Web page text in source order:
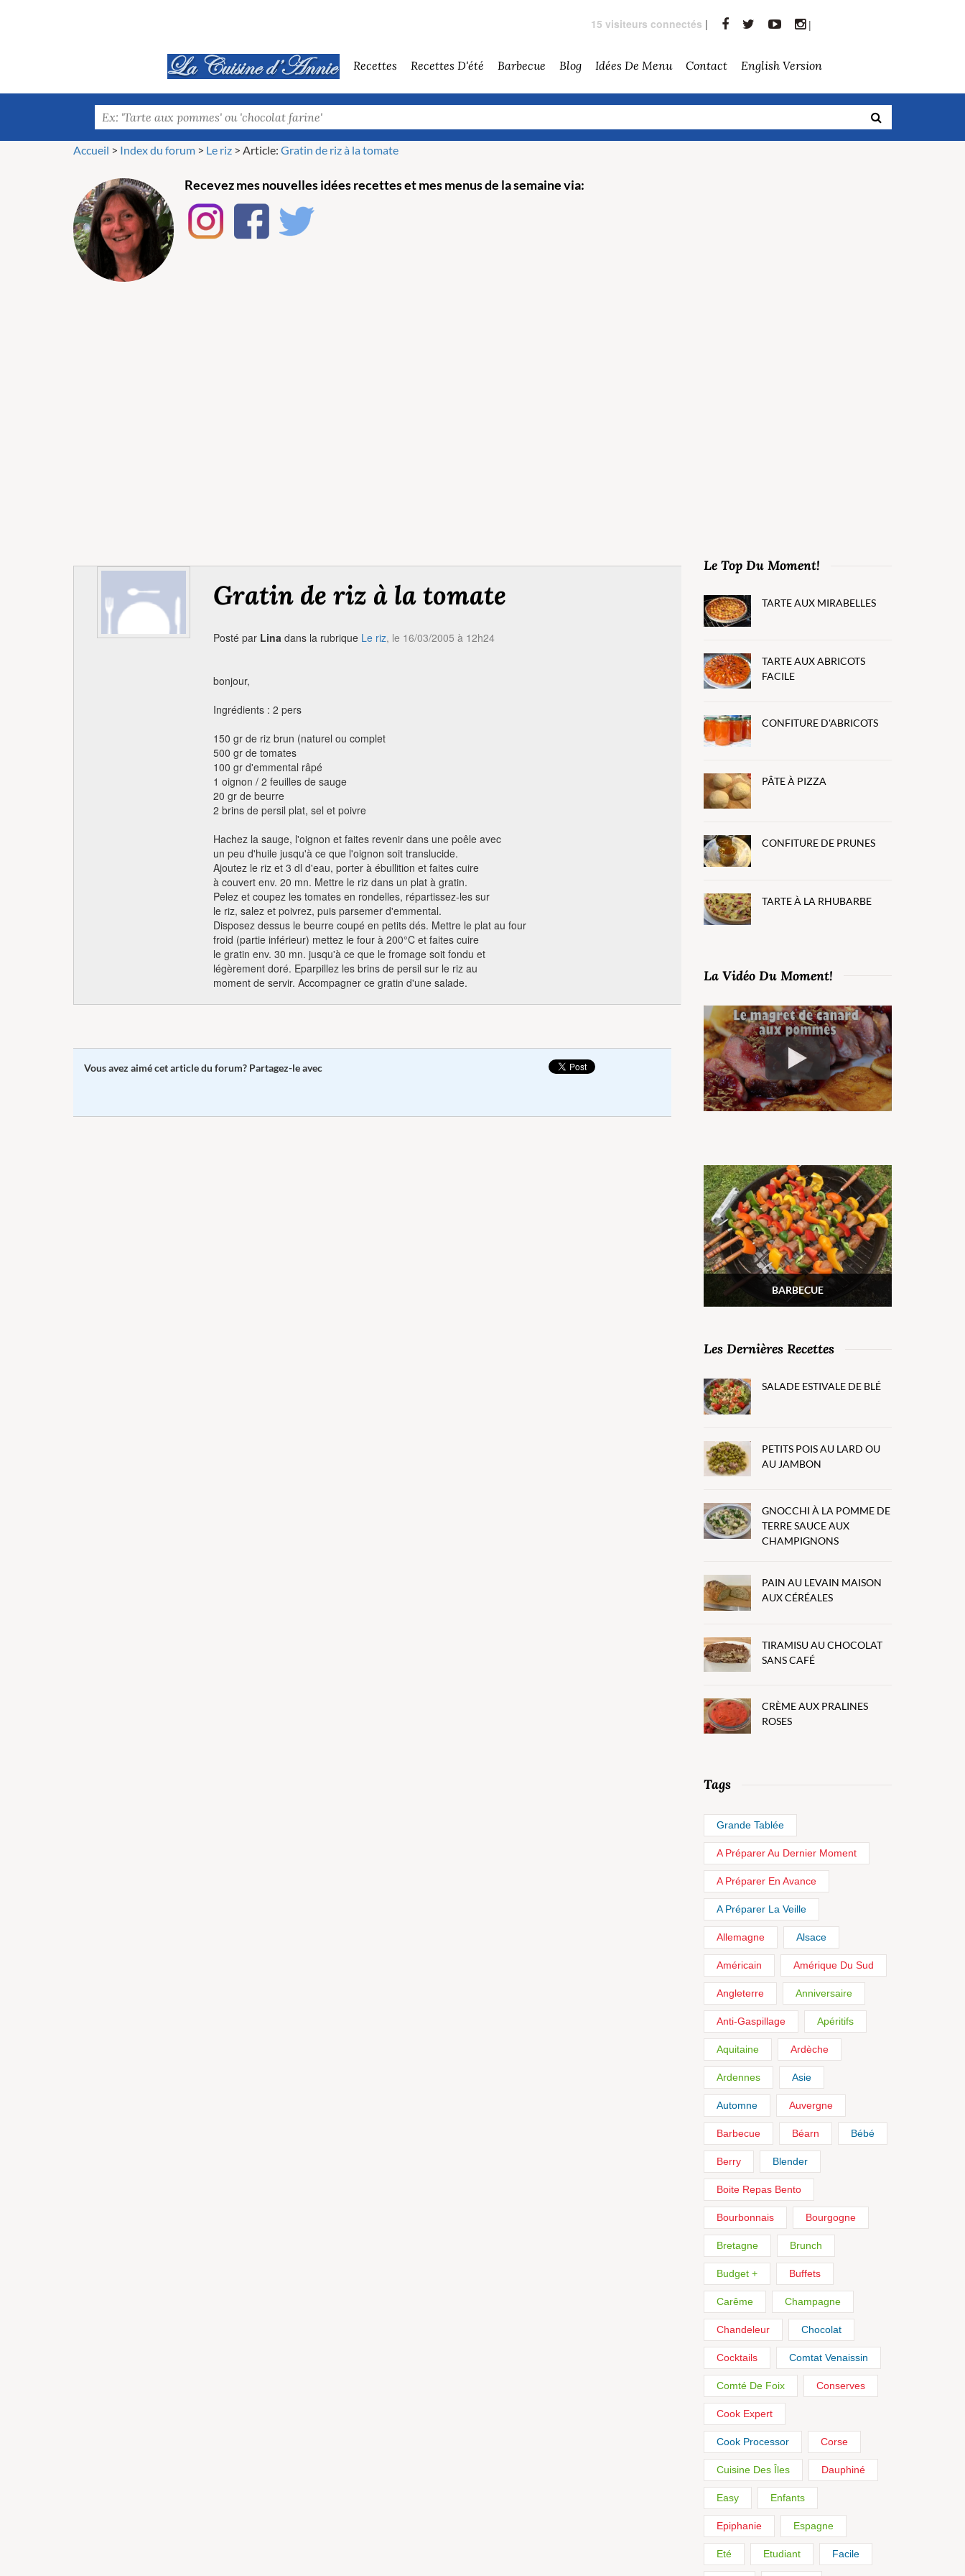
15 visiteurs connectés | |
Recettes Recettes D'été Barbecue Blog Idées De Menu Contact English Version
Accueil > Index du forum > Le riz > Article: Gratin de riz à la tomate
Recevez mes nouvelles idées recettes et mes menus de la semaine via:
Gratin de riz à la tomate
Posté par Lina dans la rubrique Le riz, le 16/03/2005 à 12h24
bonjour,
Ingrédients : 2 pers
150 gr de riz brun (naturel ou complet
500 gr de tomates
100 gr d'emmental râpé
1 oignon / 2 feuilles de sauge
20 gr de beurre
2 brins de persil plat, sel et poivre
Hachez la sauge, l'oignon et faites revenir dans une poêle avec
un peu d'huile jusqu'à ce que l'oignon soit translucide.
Ajoutez le riz et 3 dl d'eau, porter à ébullition et faites cuire
à couvert env. 20 mn. Mettre le riz dans un plat à gratin.
Pelez et coupez les tomates en rondelles, répartissez-les sur
le riz, salez et poivrez, puis parsemer d'emmental.
Disposez dessus le beurre coupé en petits dés. Mettre le plat au four
froid (partie inférieur) mettez le four à 200°C et faites cuire
le gratin env. 30 mn. jusqu'à ce que le fromage soit fondu et
légèrement doré. Eparpillez les brins de persil sur le riz au
moment de servir. Accompagner ce gratin d'une salade.
Vous avez aimé cet article du forum? Partagez-le avec
Le Top Du Moment!
TARTE AUX MIRABELLES
TARTE AUX ABRICOTS
FACILE
CONFITURE D'ABRICOTS
PÂTE À PIZZA
CONFITURE DE PRUNES
TARTE À LA RHUBARBE
La Vidéo Du Moment!
BARBECUE
Les Dernières Recettes
SALADE ESTIVALE DE BLÉ
PETITS POIS AU LARD OU
AU JAMBON
GNOCCHI À LA POMME DE
TERRE SAUCE AUX
CHAMPIGNONS
PAIN AU LEVAIN MAISON
AUX CÉRÉALES
TIRAMISU AU CHOCOLAT
SANS CAFÉ
CRÈME AUX PRALINES
ROSES
Tags
Grande Tablée
A Préparer Au Dernier Moment
A Préparer En Avance
A Préparer La Veille
Allemagne Alsace
Américain Amérique Du Sud
Angleterre Anniversaire
Anti-Gaspillage Apéritifs
Aquitaine Ardèche
Ardennes Asie
Automne Auvergne
Barbecue Béarn Bébé
Berry Blender
Boite Repas Bento
Bourbonnais Bourgogne
Bretagne Brunch
Budget + Buffets
Carême Champagne
Chandeleur Chocolat
Cocktails Comtat Venaissin
Comté De Foix Conserves
Cook Expert
Cook Processor Corse
Cuisine Des Îles Dauphiné
Easy Enfants
Epiphanie Espagne
Eté Etudiant Facile